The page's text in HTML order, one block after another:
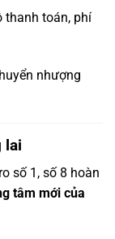
thanh toán, phí
nhượng
lai
số 1, số 8 hoàn
tâm mới của